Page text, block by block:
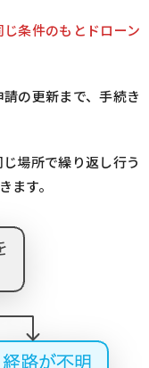
は必要
う
う！
条件のもとドローン
の更新まで、手続き
場所で繰り返し行う
ます。